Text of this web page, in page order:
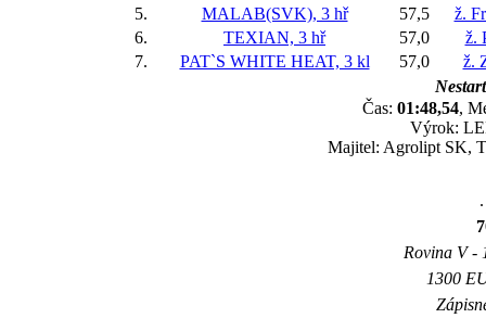
5.
MALAB(SVK), 3 hř 57,5
ž.
6.
TEXIAN, 3 hř 57,0
ž.
7.
PAT`S WHITE HEAT, 3 kl 57,0
ž.
Čas: 01:48,54,
Výrok:
Majitel: Agrolipt SK,
Rovina V -
1300